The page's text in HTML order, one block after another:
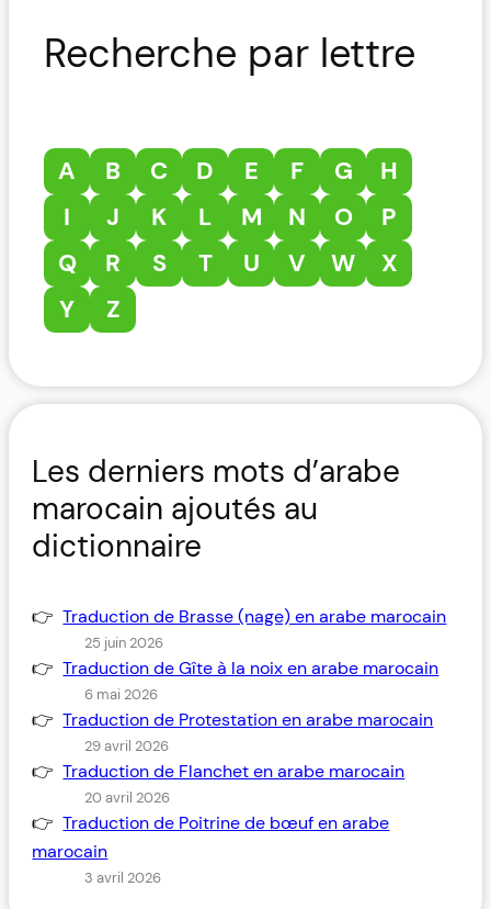
Recherche par lettre
A B C D E F G
H
I
J K L M N O
P
Q
R S T U V W
X
Y
Z
Les derniers mots d’arabe
marocain ajoutés au
dictionnaire
Traduction de Brasse (nage) en arabe marocain
25 juin 2026
Traduction de Gîte à la noix en arabe marocain
6 mai 2026
Traduction de Protestation en arabe marocain
29 avril 2026
Traduction de Flanchet en arabe marocain
20 avril 2026
Traduction de Poitrine de bœuf en arabe
marocain
3 avril 2026